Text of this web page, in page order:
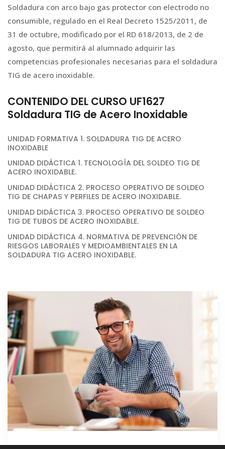
Soldadura con arco bajo gas protector con electrodo no
consumible, regulado en el Real Decreto 1525/2011, de
31 de octubre, modificado por el RD 618/2013, de 2 de
agosto, que permitirá al alumnado adquirir las
competencias profesionales necesarias para el soldadura
TIG de acero inoxidable.
CONTENIDO DEL CURSO UF1627
Soldadura TIG de Acero Inoxidable
UNIDAD FORMATIVA 1. SOLDADURA TIG DE ACERO
INOXIDABLE
UNIDAD DIDÁCTICA 1. TECNOLOGÍA DEL SOLDEO TIG DE
ACERO INOXIDABLE.
UNIDAD DIDÁCTICA 2. PROCESO OPERATIVO DE SOLDEO
TIG DE CHAPAS Y PERFILES DE ACERO INOXIDABLE.
UNIDAD DIDÁCTICA 3. PROCESO OPERATIVO DE SOLDEO
TIG DE TUBOS DE ACERO INOXIDABLE.
UNIDAD DIDÁCTICA 4. NORMATIVA DE PREVENCIÓN DE
RIESGOS LABORALES Y MEDIOAMBIENTALES EN LA
SOLDADURA TIG ACERO INOXIDABLE.